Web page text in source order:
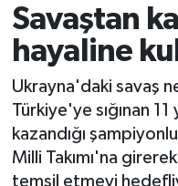
Savaştan
hayaline
Ukrayna'daki savaş
Türkiye'ye sığınan
kazandığı
Milli Takımı'na
temsil etmeyi
Sağlık
Siyaset
Spor
Teknoloji
Son Dakika
Haber Arşivi